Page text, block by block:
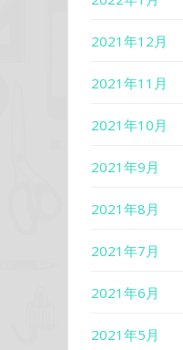
2021年12月
2021年11月
2021年10月
2021年9月
2021年8月
2021年7月
2021年6月
2021年5月